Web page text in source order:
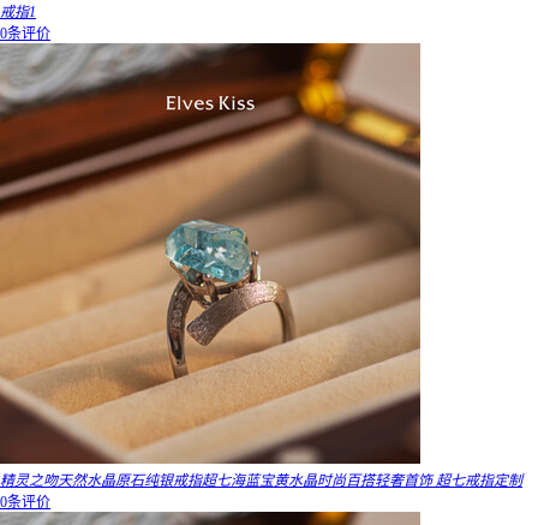
戒指1
0条评价
精灵之吻天然水晶原石纯银戒指超七海蓝宝黄水晶时尚百搭轻奢首饰 超七戒指定制
0条评价